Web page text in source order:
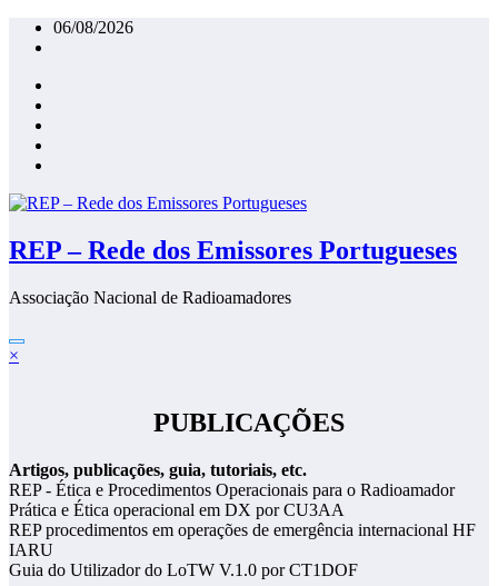
Saltar
para
conteúdo
06/08/2026
REP – Rede dos Emissores Portugueses
Associação Nacional de Radioamadores
×
PUBLICAÇÕES
Artigos, publicações, guia, tutoriais, etc.
REP - Ética e Procedimentos Operacionais para o Radioamador
Prática e Ética operacional em DX por CU3AA
REP procedimentos em operações de emergência internacional HF
IARU
Guia do Utilizador do LoTW V.1.0 por CT1DOF